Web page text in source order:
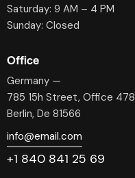
Saturday: 9 AM – 4 PM
Sunday: Closed
Office
Germany —
785 15h Street, Office 478
Berlin, De 81566
info@email.com
+1 840 841 25 69